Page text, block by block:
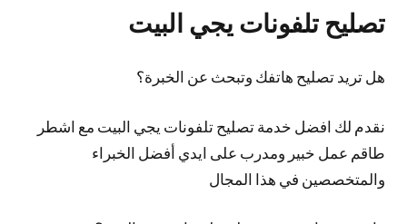
تصليح تلفونات يجي البيت
هل تريد تصليح هاتفك وتبحث عن الخبرة؟
نقدم لك افضل خدمة تصليح تلفونات يجي البيت مع اشطر
طاقم عمل خبير ومدرب على ايدي أفضل الخبراء
والمتخصصين في هذا المجال